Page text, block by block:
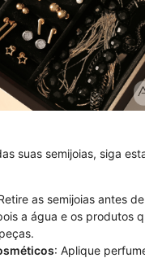
suas semijoias, siga
as semijoias antes
a água e os produtos
: Aplique